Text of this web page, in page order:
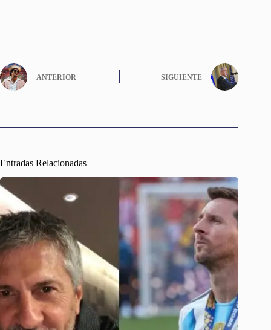
ANTERIOR SIGUIENTE
Entradas Relacionadas